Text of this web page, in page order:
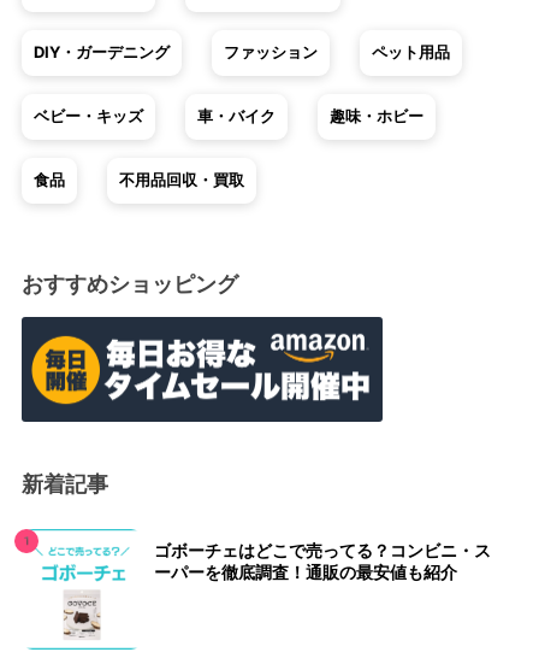
DIY・ガーデニング ファッション ペット用品
ベビー・キッズ 車・バイク 趣味・ホビー
食品 不用品回収・買取
おすすめショッピング
新着記事
ゴボーチェはどこで売ってる？コンビニ・ス
ーパーを徹底調査！通販の最安値も紹介